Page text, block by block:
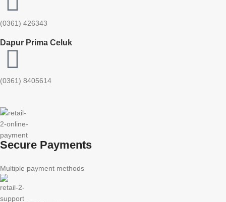
(0361) 426343
Dapur Prima Celuk
(0361) 8405614
Secure Payments
Multiple payment methods